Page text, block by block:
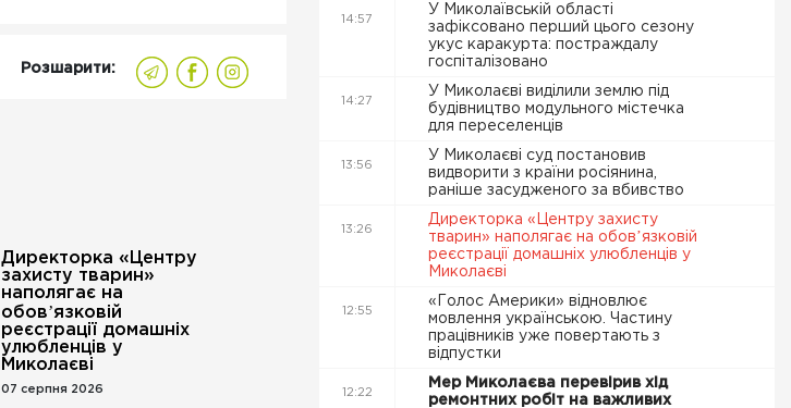
Розшарити:
Директорка «Центру
захисту тварин»
наполягає на
обовʼязковій
реєстрації домашніх
улюбленців у
Миколаєві
07 серпня 2026
14:57
У Миколаївській області
зафіксовано перший цього сезону
укус каракурта: постраждалу
госпіталізовано
14:27
У Миколаєві виділили землю під
будівництво модульного містечка
для переселенців
13:56
У Миколаєві суд постановив
видворити з країни росіянина,
раніше засудженого за вбивство
13:26
Директорка «Центру захисту
тварин» наполягає на обовʼязковій
реєстрації домашніх улюбленців у
Миколаєві
12:55
«Голос Америки» відновлює
мовлення українською. Частину
працівників уже повертають з
відпустки
12:22
Мер Миколаєва перевірив хід
ремонтних робіт на важливих